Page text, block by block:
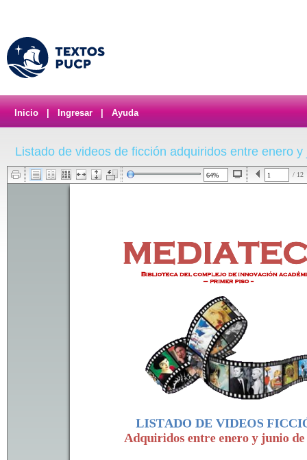
Inicio Ingresar Ayuda
Listado de videos de ficción adquiridos entre enero
/ 12